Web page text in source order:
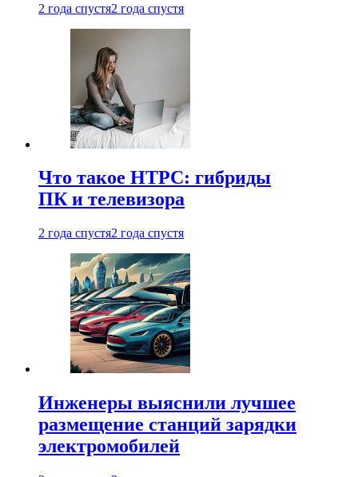
2 года спустя2 года спустя
Что такое HTPC: гибриды
ПК и телевизора
2 года спустя2 года спустя
Инженеры выяснили лучшее
размещение станций зарядки
электромобилей